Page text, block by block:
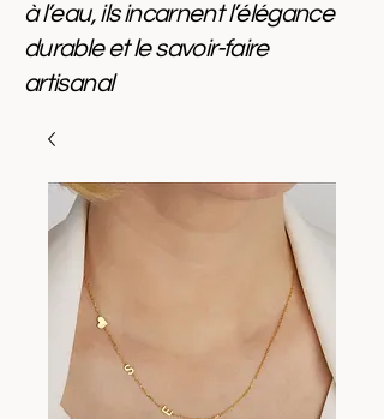
à l’eau, ils incarnent l’élégance
durable et le savoir-faire
artisanal